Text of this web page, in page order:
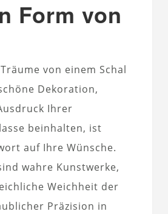
Form von
von einem Schal
Dekoration,
Ihrer
beinhalten, ist
auf Ihre Wünsche.
wahre Kunstwerke,
Weichheit der
Präzision in